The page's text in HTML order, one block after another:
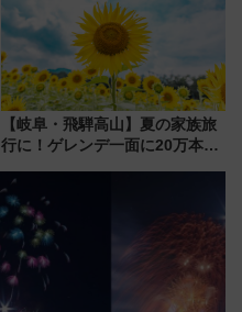
【岐阜・飛騨高山】夏の家族旅
行に！ゲレンデ一面に20万本の
アひまわり園」開園